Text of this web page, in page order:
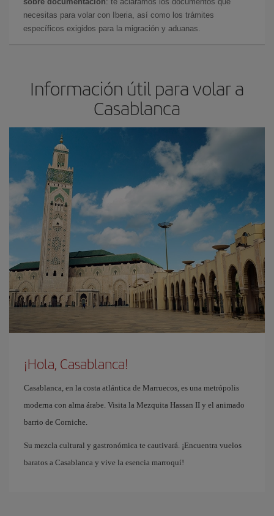
necesitas para volar con Iberia, así como los trámites
específicos exigidos para la migración y aduanas.
Información útil para volar a
Casablanca
¡Hola, Casablanca!
Casablanca, en la costa atlántica de Marruecos, es una metrópolis
moderna con alma árabe. Visita la Mezquita Hassan II y el animado
barrio de Corniche.
Su mezcla cultural y gastronómica te cautivará. ¡Encuentra vuelos
baratos a Casablanca y vive la esencia marroquí!